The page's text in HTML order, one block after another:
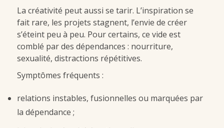
La créativité peut aussi se tarir. L’inspiration se
fait rare, les projets stagnent, l’envie de créer
s’éteint peu à peu. Pour certains, ce vide est
comblé par des dépendances : nourriture,
sexualité, distractions répétitives.
Symptômes fréquents :
relations instables, fusionnelles ou marquées par
la dépendance ;